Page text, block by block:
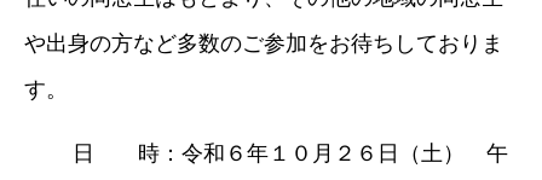
や出身の方など多数のご参加をお待ちしておりま
す。
日 時：令和６年１０月２６日（土） 午